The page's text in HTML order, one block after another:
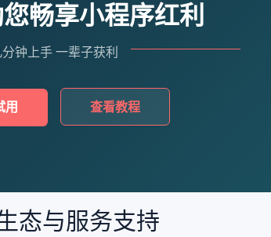
畅享小程序红利
分钟上手 一辈子获利
用 查看教程
态与服务支持